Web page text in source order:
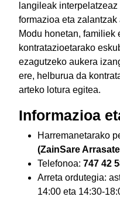
langileak
formazioa eta
Modu honetan, familiek
kontratazioetarako
ezagutzeko aukera
ere, helburua da
arteko lotura egitea.
Informazioa
Harremanetarako
(ZainSare
Telefonoa: 747 42
Arreta ordutegia:
14:00 eta 14:30-